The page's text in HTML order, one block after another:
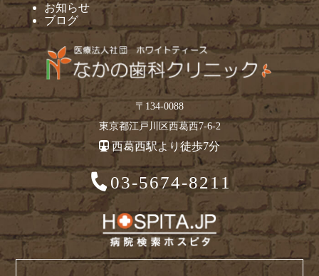
お知らせ
ブログ
〒134-0088
東京都江戸川区西葛西7-6-2
西葛西駅より徒歩7分
03-5674-8211